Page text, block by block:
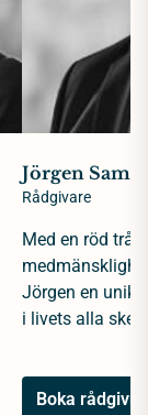
Jörgen
Rådgivare
Med en röd
Jörgen en unik
i livets alla
Boka